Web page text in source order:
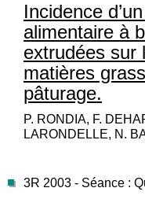
Incidence
alimentaire à
extrudées sur
matières
pâturage.
P. RONDIA, F.
LARONDELLE, N.
3R 2003 - Séance :